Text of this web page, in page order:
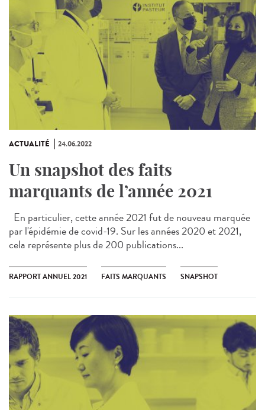
ACTUALITÉ 24.06.2022
Un snapshot des faits
marquants de l’année 2021
En particulier, cette année 2021 fut de nouveau marquée
par l'épidémie de covid-19. Sur les années 2020 et 2021,
cela représente plus de 200 publications...
RAPPORT ANNUEL 2021 FAITS MARQUANTS SNAPSHOT